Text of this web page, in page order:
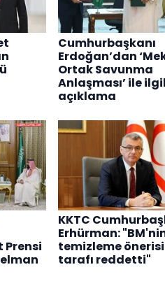
Cumhurbaşkanı
Erdoğan’dan
Ortak Savunma
Anlaşması’ ile
açıklama
KKTC
Erhürman:
temizleme
tarafı reddetti"